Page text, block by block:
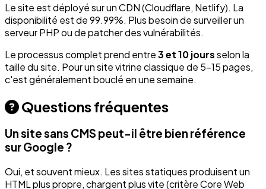
Le site est déployé sur un CDN (Cloudflare, Netlify). La
disponibilité est de 99.99%. Plus besoin de surveiller un
serveur PHP ou de patcher des vulnérabilités.
Le processus complet prend entre3 et 10 joursselon la
taille du site. Pour un site vitrine classique de 5-15 pages,
c'est généralement bouclé en une semaine.
Questions fréquentes
Un site sans CMS peut-il être bien référence
sur Google ?
Oui, et souvent mieux. Les sites statiques produisent un
HTML plus propre, chargent plus vite (critère Core Web